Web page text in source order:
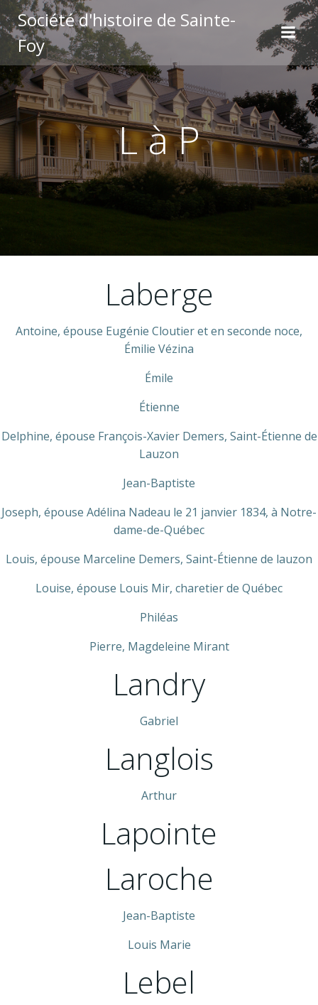
au
Société d'histoire de Sainte-
Foy
L à P
Laberge
Antoine, épouse Eugénie Cloutier et en seconde noce,
Émilie Vézina
Émile
Étienne
Delphine, épouse François-Xavier Demers, Saint-Étienne de
Lauzon
Jean-Baptiste
Joseph, épouse Adélina Nadeau le 21 janvier 1834, à Notre-
dame-de-Québec
Louis, épouse Marceline Demers, Saint-Étienne de lauzon
Louise, épouse Louis Mir, charetier de Québec
Philéas
Pierre, Magdeleine Mirant
Landry
Gabriel
Langlois
Arthur
Lapointe
Laroche
Jean-Baptiste
Louis Marie
Lebel